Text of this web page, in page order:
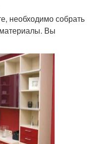
необходимо собрать
Вы